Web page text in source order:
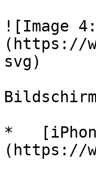
![Image
(https://
svg)
*
(https://